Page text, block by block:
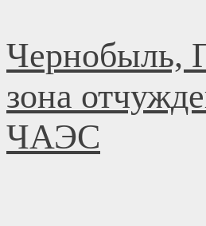
Перейти
к
содержимому
Чернобыль,
зона
ЧАЭС